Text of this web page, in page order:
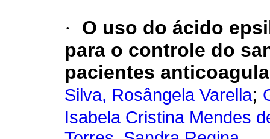
·
O uso do ácido
para o controle do
pacientes
Silva, Rosângela Varella;
Isabela Cristina Mendes